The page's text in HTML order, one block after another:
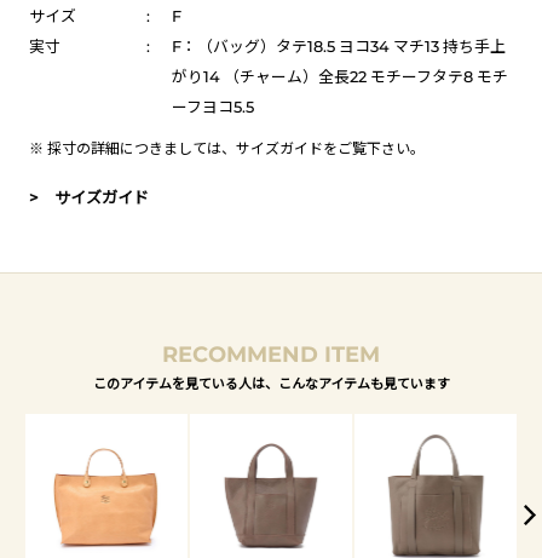
サイズ
:
F
実寸
:
F：（バッグ）タテ18.5 ヨコ34 マチ13 持ち手上
がり14 （チャーム）全長22 モチーフタテ8 モチ
ーフヨコ5.5
※ 採寸の詳細につきましては、 サイズガイドをご覧下さい。
> サイズガイド
RECOMMEND ITEM
このアイテムを見ている人は、こんなアイテムも見ています